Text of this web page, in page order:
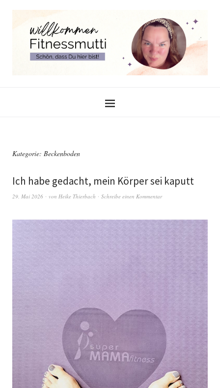
Kategorie: Beckenboden
Ich habe gedacht, mein Körper sei kaputt
29. Mai 2026 von Heike Thierbach Schreibe einen Kommentar